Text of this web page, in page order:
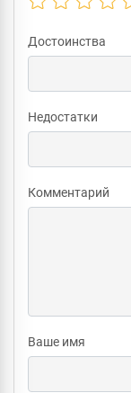
Достоинства
Недостатки
Комментарий
Ваше имя